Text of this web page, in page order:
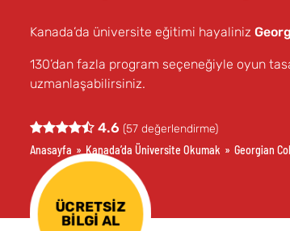
Kanada’da üniversite eğitimi hayaliniz
130’dan fazla program seçeneğiyle oyun
uzmanlaşabilirsiniz.
4.6 (57 değerlendirme)
Anasayfa » Kanada’da Üniversite Okumak » Georgian
ÜCRETSİZ
BİLGİ AL